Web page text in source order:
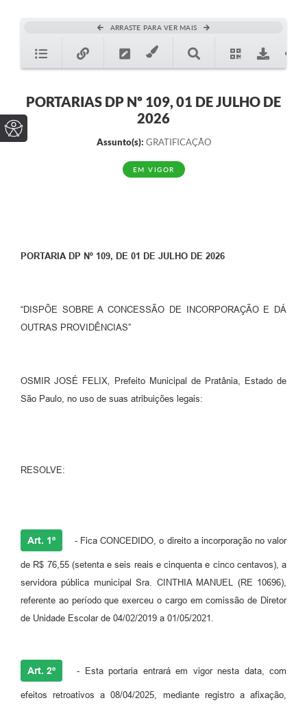
ARRASTE PARA VER MAIS
PORTARIAS DP Nº 109, 01 DE JULHO DE
2026
Assunto(s): GRATIFICAÇÃO
EM VIGOR
PORTARIA DP Nº 109, DE 01 DE JULHO DE 2026
“DISPÕE SOBRE A CONCESSÃO DE INCORPORAÇÃO E DÁ
OUTRAS PROVIDÊNCIAS”
OSMIR JOSÉ FELIX, Prefeito Municipal de Pratânia, Estado de
São Paulo, no uso de suas atribuições legais:
RESOLVE:
Art. 1º - Fica CONCEDIDO, o direito a incorporação no valor
de R$ 76,55 (setenta e seis reais e cinquenta e cinco centavos), a
servidora pública municipal Sra. CINTHIA MANUEL (RE 10696),
referente ao período que exerceu o cargo em comissão de Diretor
de Unidade Escolar de 04/02/2019 a 01/05/2021.
Art. 2º - Esta portaria entrará em vigor nesta data, com
efeitos retroativos a 08/04/2025, mediante registro a afixação,